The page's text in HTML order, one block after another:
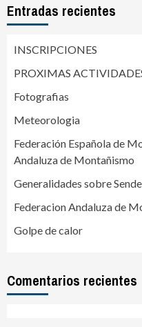
Entradas recientes
INSCRIPCIONES
PROXIMAS
Fotografias
Meteorologia
Federación Española de
Andaluza de Montañismo
Generalidades sobre
Federacion Andaluza de
Golpe de calor
Comentarios recientes